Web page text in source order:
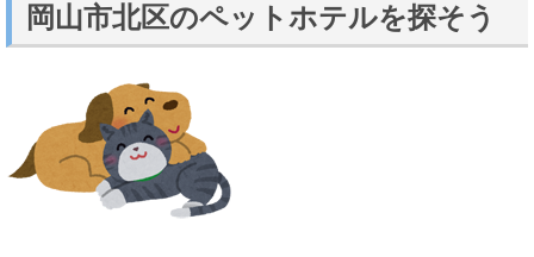
岡山市北区のペットホテルを探そう